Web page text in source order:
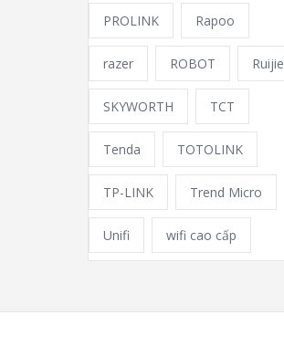
PROLINK Rapoo
razer ROBOT Ruijie
SKYWORTH TCT
Tenda TOTOLINK
TP-LINK Trend Micro
Unifi wifi cao cấp